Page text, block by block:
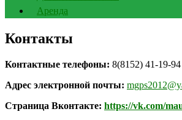
Аренда
Контакты
Контактные телефоны: 8(8152) 41-19-94
Адрес электронной почты:
Страница Вконтакте: https://vk.com/